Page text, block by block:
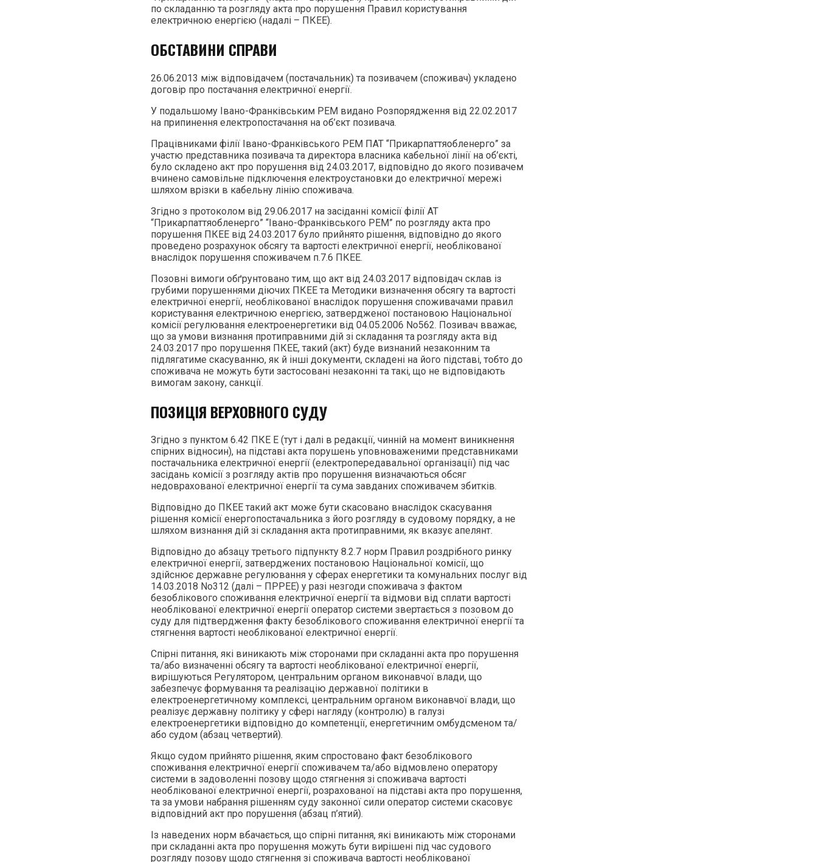
по складанню та розгляду акта про порушення Правил користування
електричною енергією (надалі – ПКЕЕ).
ОБСТАВИНИ СПРАВИ
26.06.2013 між відповідачем (постачальник) та позивачем (споживач) укладено
договір про постачання електричної енергії.
У подальшому Івано-Франківським РЕМ видано Розпорядження від 22.02.2017
на припинення електропостачання на об’єкт позивача.
Працівниками філії Івано-Франківського РЕМ ПАТ “Прикарпаттяобленерго” за
участю представника позивача та директора власника кабельної лінії на об’єкті,
було складено акт про порушення від 24.03.2017, відповідно до якого позивачем
вчинено самовільне підключення електроустановки до електричної мережі
шляхом врізки в кабельну лінію споживача.
Згідно з протоколом від 29.06.2017 на засіданні комісії філії АТ
“Прикарпаттяобленерго” “Івано-Франківського РЕМ” по розгляду акта про
порушення ПКЕЕ від 24.03.2017 було прийнято рішення, відповідно до якого
проведено розрахунок обсягу та вартості електричної енергії, необлікованої
внаслідок порушення споживачем п.7.6 ПКЕЕ.
Позовні вимоги обґрунтовано тим, що акт від 24.03.2017 відповідач склав із
грубими порушеннями діючих ПКЕЕ та Методики визначення обсягу та вартості
електричної енергії, необлікованої внаслідок порушення споживачами правил
користування електричною енергією, затвердженої постановою Національної
комісії регулювання електроенергетики від 04.05.2006 No562. Позивач вважає,
що за умови визнання протиправними дій зі складання та розгляду акта від
24.03.2017 про порушення ПКЕЕ, такий (акт) буде визнаний незаконним та
підлягатиме скасуванню, як й інші документи, складені на його підставі, тобто до
споживача не можуть бути застосовані незаконні та такі, що не відповідають
вимогам закону, санкції.
ПОЗИЦІЯ ВЕРХОВНОГО СУДУ
Згідно з пунктом 6.42 ПКЕ Е (тут і далі в редакції, чинній на момент виникнення
спірних відносин), на підставі акта порушень уповноваженими представниками
постачальника електричної енергії (електропередавальної організації) під час
засідань комісії з розгляду актів про порушення визначаються обсяг
недоврахованої електричної енергії та сума завданих споживачем збитків.
Відповідно до ПКЕЕ такий акт може бути скасовано внаслідок скасування
рішення комісії енергопостачальника з його розгляду в судовому порядку, а не
шляхом визнання дій зі складання акта протиправними, як вказує апелянт.
Відповідно до абзацу третього підпункту 8.2.7 норм Правил роздрібного ринку
електричної енергії, затверджених постановою Національної комісії, що
здійснює державне регулювання у сферах енергетики та комунальних послуг від
14.03.2018 No312 (далі – ПРРЕЕ) у разі незгоди споживача з фактом
безоблікового споживання електричної енергії та відмови від сплати вартості
необлікованої електричної енергії оператор системи звертається з позовом до
суду для підтвердження факту безоблікового споживання електричної енергії та
стягнення вартості необлікованої електричної енергії.
Спірні питання, які виникають між сторонами при складанні акта про порушення
та/або визначенні обсягу та вартості необлікованої електричної енергії,
вирішуються Регулятором, центральним органом виконавчої влади, що
забезпечує формування та реалізацію державної політики в
електроенергетичному комплексі, центральним органом виконавчої влади, що
реалізує державну політику у сфері нагляду (контролю) в галузі
електроенергетики відповідно до компетенції, енергетичним омбудсменом та/
або судом (абзац четвертий).
Якщо судом прийнято рішення, яким спростовано факт безоблікового
споживання електричної енергії споживачем та/або відмовлено оператору
системи в задоволенні позову щодо стягнення зі споживача вартості
необлікованої електричної енергії, розрахованої на підставі акта про порушення,
та за умови набрання рішенням суду законної сили оператор системи скасовує
відповідний акт про порушення (абзац п’ятий).
Із наведених норм вбачається, що спірні питання, які виникають між сторонами
при складанні акта про порушення можуть бути вирішені під час судового
розгляду позову щодо стягнення зі споживача вартості необлікованої